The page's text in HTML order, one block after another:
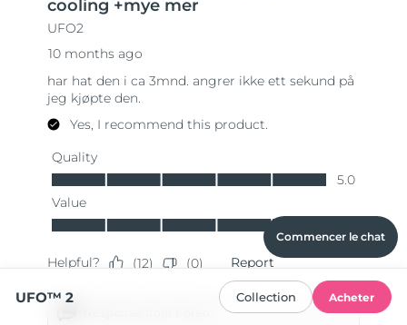
Commencer le chat
UFO™ 2 Collection Acheter